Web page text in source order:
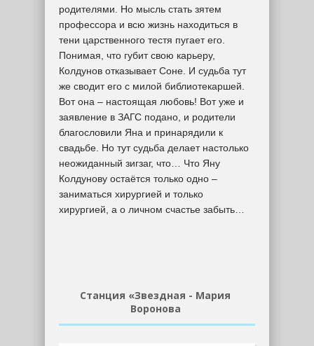
родителями. Но мысль стать зятем
профессора и всю жизнь находиться в
тени царственного тестя пугает его.
Понимая, что губит свою карьеру,
Колдунов отказывает Соне. И судьба тут
же сводит его с милой библиотекаршей.
Вот она – настоящая любовь! Вот уже и
заявление в ЗАГС подано, и родители
благословили Яна и принарядили к
свадьбе. Но тут судьба делает настолько
неожиданный зигзаг, что… Что Яну
Колдунову остаётся только одно –
заниматься хирургией и только
хирургией, а о личном счастье забыть…
Станция «Звездная - Мария
Воронова